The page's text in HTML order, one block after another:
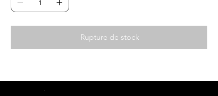
Rupture de stock